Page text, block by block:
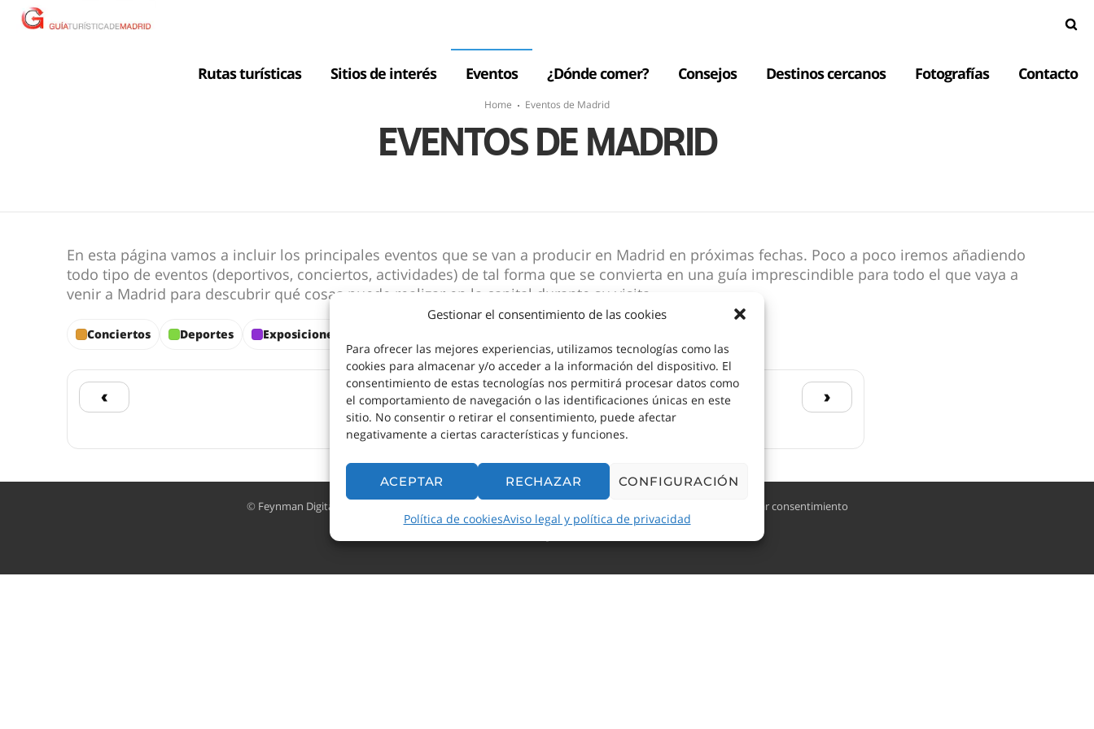
Gestionar el consentimiento de las cookies
Para ofrecer las mejores experiencias, utilizamos tecnologías como las
cookies para almacenar y/o acceder a la información del dispositivo. El
consentimiento de estas tecnologías nos permitirá procesar datos como
el comportamiento de navegación o las identificaciones únicas en este
sitio. No consentir o retirar el consentimiento, puede afectar
negativamente a ciertas características y funciones.
ACEPTAR RECHAZAR CONFIGURACIÓN
Política de cookiesAviso legal y política de privacidad
Rutas turísticas Sitios de interés Eventos ¿Dónde comer? Consejos Destinos cercanos Fotografías Contacto
Home Eventos de Madrid
EVENTOS DE MADRID
En esta página vamos a incluir los principales eventos que se van a producir en Madrid en próximas fechas. Poco a poco iremos añadiendo
todo tipo de eventos (deportivos, conciertos, actividades) de tal forma que se convierta en una guía imprescindible para todo el que vaya a
venir a Madrid para descubrir qué cosas puede realizar en la capital durante su visita.
Conciertos Deportes Exposiciones
‹ ›
© Feynman Digital Consulting Gestionar consentimiento